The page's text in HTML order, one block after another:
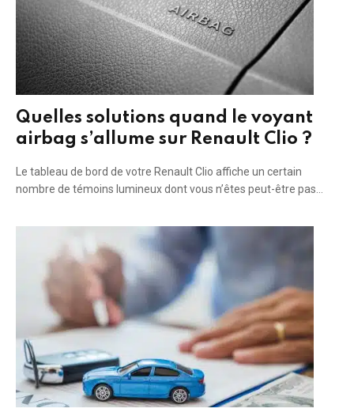
Quelles solutions quand le voyant
airbag s’allume sur Renault Clio ?
Le tableau de bord de votre Renault Clio affiche un certain
nombre de témoins lumineux dont vous n’êtes peut-être pas…